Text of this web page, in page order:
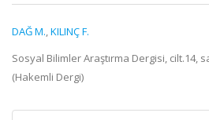
DAĞ M.,KILINÇ F.
Sosyal Bilimler Araştırma Dergisi, cilt.14,
(Hakemli Dergi)